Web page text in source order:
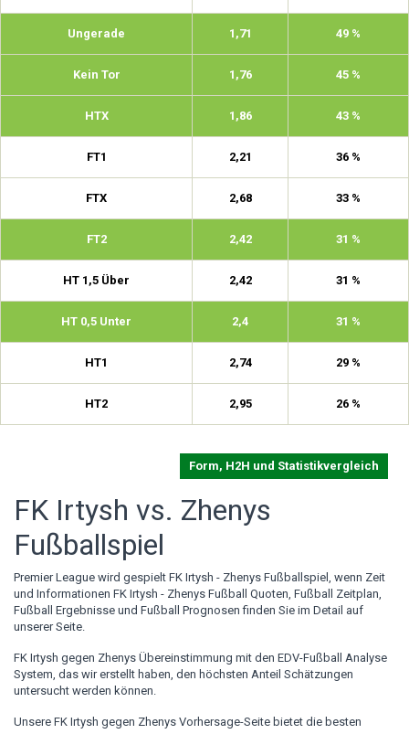
Ungerade 1,71 49 %
Kein Tor 1,76 45 %
HTX 1,86 43 %
FT1 2,21 36 %
FTX 2,68 33 %
FT2 2,42 31 %
HT 1,5 Über 2,42 31 %
HT 0,5 Unter 2,4 31 %
HT1 2,74 29 %
HT2 2,95 26 %
Form, H2H und Statistikvergleich
FK Irtysh vs. Zhenys
Fußballspiel
Premier League wird gespielt FK Irtysh - Zhenys Fußballspiel, wenn Zeit
und Informationen FK Irtysh - Zhenys Fußball Quoten, Fußball Zeitplan,
Fußball Ergebnisse und Fußball Prognosen finden Sie im Detail auf
unserer Seite.
FK Irtysh gegen Zhenys Übereinstimmung mit den EDV-Fußball Analyse
System, das wir erstellt haben, den höchsten Anteil Schätzungen
untersucht werden können.
Unsere FK Irtysh gegen Zhenys Vorhersage-Seite bietet die besten